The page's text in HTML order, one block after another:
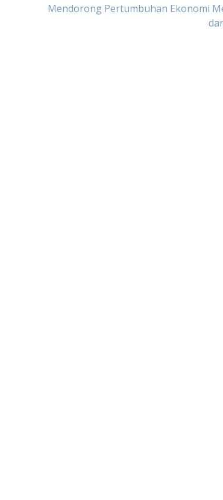
Mendorong Pertumbuhan Ekonomi